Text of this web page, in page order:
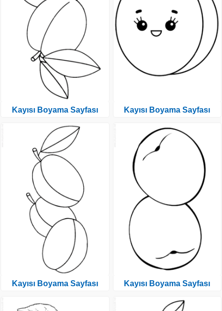
Kayısı Boyama Sayfası
Kayısı Boyama Sayfası
Kayısı Boyama Sayfası
Kayısı Boyama Sayfası